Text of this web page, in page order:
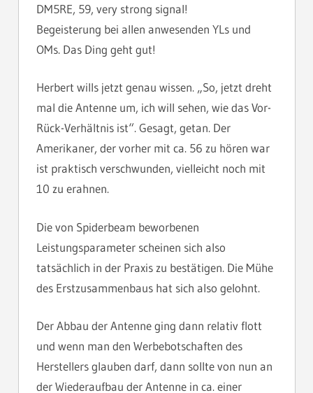
DM5RE, 59, very strong signal!
Begeisterung bei allen anwesenden YLs und
OMs. Das Ding geht gut!
Herbert wills jetzt genau wissen. „So, jetzt dreht
mal die Antenne um, ich will sehen, wie das Vor-
Rück-Verhältnis ist“. Gesagt, getan. Der
Amerikaner, der vorher mit ca. 56 zu hören war
ist praktisch verschwunden, vielleicht noch mit
10 zu erahnen.
Die von Spiderbeam beworbenen
Leistungsparameter scheinen sich also
tatsächlich in der Praxis zu bestätigen. Die Mühe
des Erstzusammenbaus hat sich also gelohnt.
Der Abbau der Antenne ging dann relativ flott
und wenn man den Werbebotschaften des
Herstellers glauben darf, dann sollte von nun an
der Wiederaufbau der Antenne in ca. einer